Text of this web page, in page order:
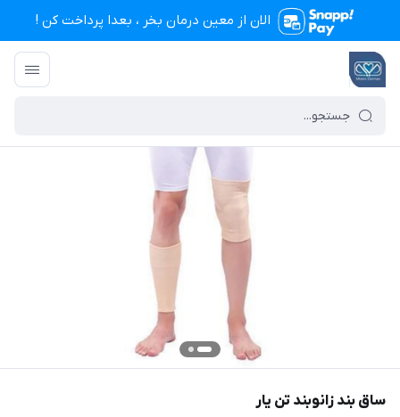
الان از معین درمان بخر ، بعدا پرداخت کن !
تجهیزات پزشکی معین درمان
ساق بند زانوبند تن یار